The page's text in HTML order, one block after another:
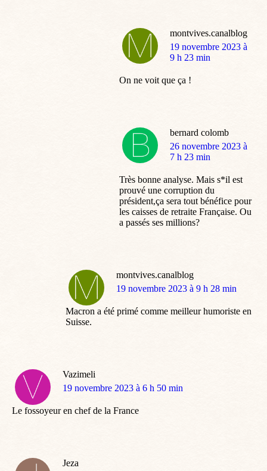
montvives.canalblog
dit
:
19 novembre 2023 à
9 h 23 min
On ne voit que ça !
bernard colomb
dit
:
26 novembre 2023 à
7 h 23 min
Très bonne analyse. Mais s*il est
prouvé une corruption du
président,ça sera tout bénéfice pour
les caisses de retraite Française. Ou
a passés ses millions?
montvives.canalblog
dit
19 novembre 2023 à 9 h 28 min
Macron a été primé comme meilleur humoriste en
Suisse.
Vazimeli
dit
19 novembre 2023 à 6 h 50 min
Le fossoyeur en chef de la France
Jeza